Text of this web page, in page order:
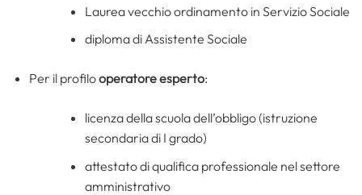
Laurea vecchio ordinamento in Servizio Sociale
diploma di Assistente Sociale
Per il profilooperatore esperto:
licenza della scuola dell’obbligo (istruzione
secondaria di I grado)
attestato di qualifica professionale nel settore
amministrativo